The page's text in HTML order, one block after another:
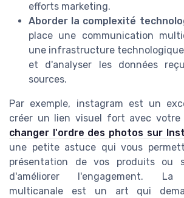
efforts marketing.
Aborder la complexité
place une communication
une infrastructure
et d'analyser les données
sources.
Par exemple, instagram est un
créer un lien visuel fort avec votre
changer l'ordre des photos sur
une petite astuce qui vous
présentation de vos produits ou
d'améliorer l'engagement. La
multicanale est un art qui